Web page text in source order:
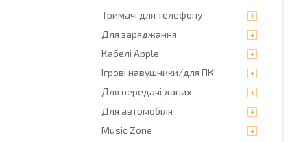
Тримачі для телефону
Для заряджання
Кабелі Apple
Ігрові навушники/для ПК
Для передачі даних
Для автомобіля
Music Zone